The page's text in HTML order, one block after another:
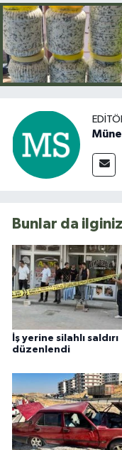
Bunlar da
İş yerine silahlı saldırı
düzenlendi